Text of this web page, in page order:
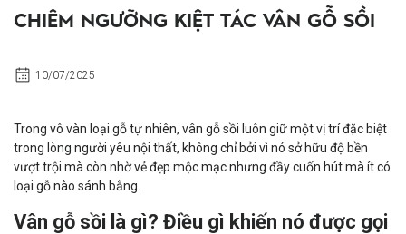
CHIÊM NGƯỠNG KIỆT TÁC VÂN GỖ SỒI
10/07/2025
Trong vô vàn loại gỗ tự nhiên, vân gỗ sồi luôn giữ một vị trí đặc biệt
trong lòng người yêu nội thất, không chỉ bởi vì nó sở hữu độ bền
vượt trội mà còn nhờ vẻ đẹp mộc mạc nhưng đầy cuốn hút mà ít có
loại gỗ nào sánh bằng.
Vân gỗ sồi là gì? Điều gì khiến nó được gọi